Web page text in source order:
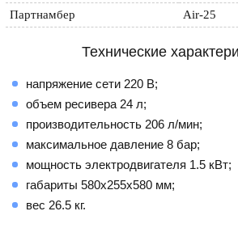
Партнамбер
Air-25
Технические
напряжение сети 220 В;
объем ресивера 24 л;
производительность 206 л/мин;
максимальное давление 8 бар;
мощность электродвигателя 1.5 кВт;
габариты 580x255x580 мм;
вес 26.5 кг.